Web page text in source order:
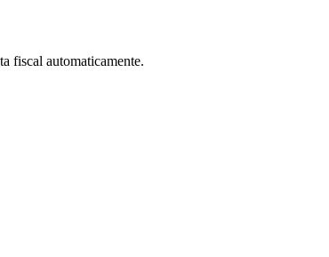
fiscal automaticamente.